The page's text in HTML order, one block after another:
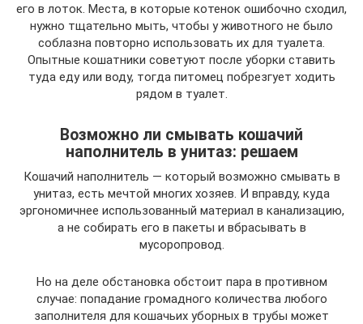
его в лоток. Места, в которые котенок ошибочно сходил,
нужно тщательно мыть, чтобы у животного не было
соблазна повторно использовать их для туалета.
Опытные кошатники советуют после уборки ставить
туда еду или воду, тогда питомец побрезгует ходить
рядом в туалет.
Возможно ли смывать кошачий
наполнитель в унитаз: решаем
Кошачий наполнитель — который возможно смывать в
унитаз, есть мечтой многих хозяев. И вправду, куда
эргономичнее использованный материал в канализацию,
а не собирать его в пакеты и вбрасывать в
мусоропровод.
Но на деле обстановка обстоит пара в противном
случае: попадание громадного количества любого
заполнителя для кошачьих уборных в трубы может